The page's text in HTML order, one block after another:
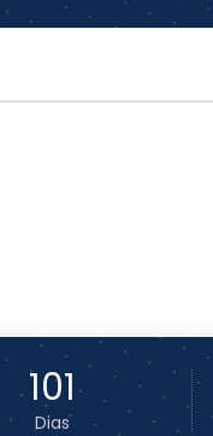
101
Dias